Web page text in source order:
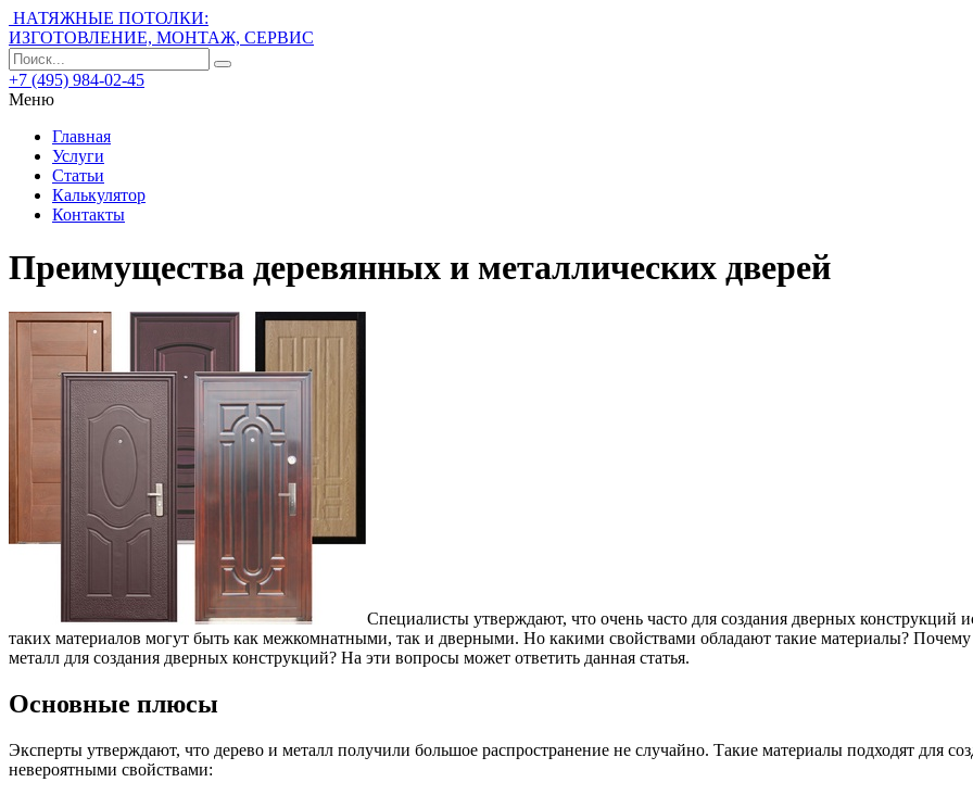
НАТЯЖНЫЕ ПОТОЛКИ:
ИЗГОТОВЛЕНИЕ, МОНТАЖ, СЕРВИС
+7 (495) 984-02-45
Меню
Главная
Услуги
Статьи
Калькулятор
Контакты
Преимущества деревянных и металлических дверей
Специалисты утверждают, что очень часто для создания дверных конструкций
таких материалов могут быть как межкомнатными, так и дверными. Но какими свойствами обладают такие материалы?
металл для создания дверных конструкций? На эти вопросы может ответить данная статья.
Основные плюсы
Эксперты утверждают, что дерево и металл получили большое распространение не случайно. Такие материалы подходят для
невероятными свойствами: